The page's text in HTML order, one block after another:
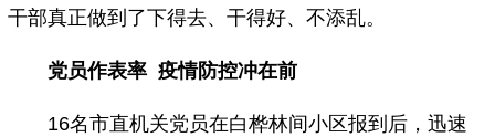
干部真正做到了下得去、干得好、不添乱。
党员作表率 疫情防控冲在前
16名市直机关党员在白桦林间小区报到后，迅速